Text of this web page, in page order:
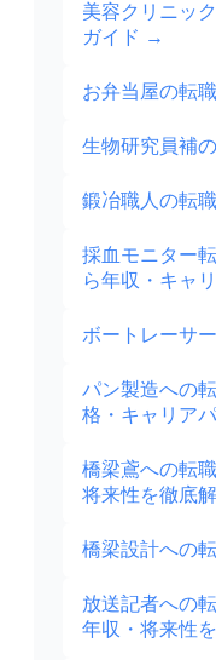
美容クリニッ
ガイド →
お弁当屋の転
生物研究員補
鍛冶職人の転
採血モニター
ら年収・キャ
ボートレーサ
パン製造への
格・キャリア
橋梁鳶への転
将来性を徹底
橋梁設計への
放送記者への
年収・将来性